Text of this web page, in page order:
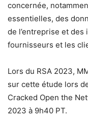
concernée,
essentielles, des
de l’entreprise et
fournisseurs et les
Lors du RSA 2023,
sur cette étude lors
Cracked Open the
2023 à 9h40 PT.